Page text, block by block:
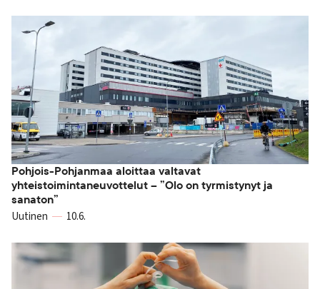
Pohjois-Pohjanmaa aloittaa valtavat
yhteistoimintaneuvottelut – ”Olo on tyrmistynyt ja
sanaton”
Uutinen 10.6.